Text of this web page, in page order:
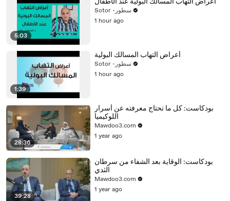
5:03
Sotor -سطور
1 hour ago
1:39
أعراض التهاب المسالك البولية
Sotor -سطور
1 hour ago
28:36
بودكاست: كل ما تحتاج معرفته عن أسرار
اللوكيميا
Mawdoo3.com
1 year ago
39:28
بودكاست: الوقاية بعد الشفاء من سرطان
الثدي
Mawdoo3.com
1 year ago